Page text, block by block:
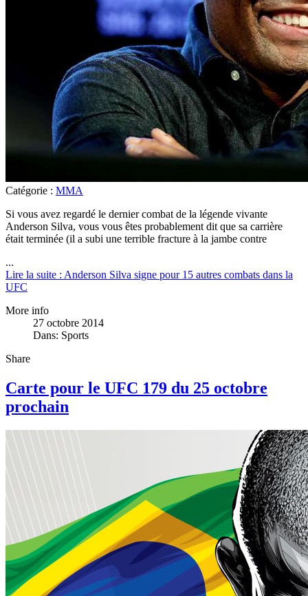
Catégorie : MMA
Si vous avez regardé le dernier combat de la légende vivante
Anderson Silva, vous vous êtes probablement dit que sa carrière
était terminée (il a subi une terrible fracture à la jambe contre
...
Lire la suite : Anderson Silva signe pour 15 autres combats dans la
UFC
More info
27 octobre 2014
Dans: Sports
Share
Carte pour le UFC 179 du 25 octobre
prochain